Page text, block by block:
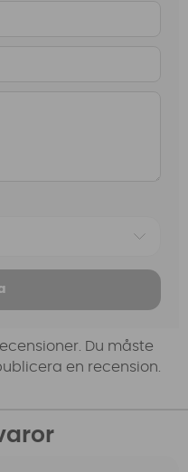
Du måste
en recension.